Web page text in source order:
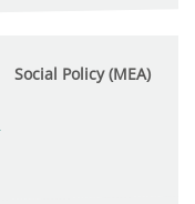
Social Policy (MEA)